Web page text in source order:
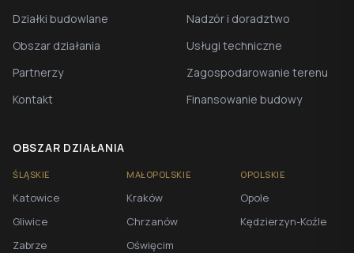
Działki budowlane
Obszar działania
Partnerzy
Kontakt
Nadzór i doradztwo
Usługi techniczne
Zagospodarowanie terenu
Finansowanie budowy
OBSZAR DZIAŁANIA
ŚLĄSKIE
Katowice
Gliwice
Zabrze
MAŁOPOLSKIE
Kraków
Chrzanów
Oświęcim
OPOLSKIE
Opole
Kędzierzyn-Koźle